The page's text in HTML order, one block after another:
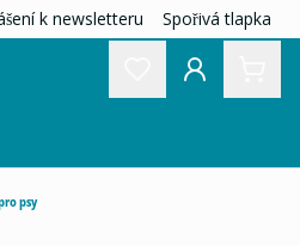
k newsletteru Spořivá tlapka
psy